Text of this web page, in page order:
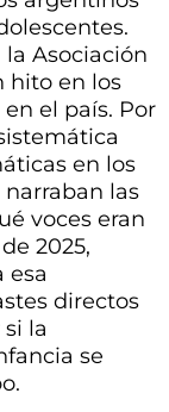
Asociación
hito en los
el país. Por
en los
las
voces eran
2025,
esa
directos
la
se